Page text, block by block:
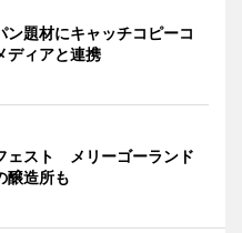
ン題材にキャッチコピーコ
ィアと連携
ェスト メリーゴーランド
醸造所も